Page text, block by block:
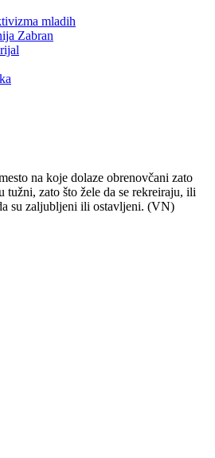
mladih
Zabran
na koje dolaze obrenovčani zato
tužni, zato što žele da se rekreiraju, ili
su zaljubljeni ili ostavljeni. (VN)